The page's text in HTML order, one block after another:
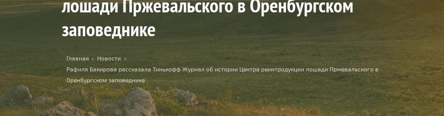
заповеднике
You are here
Главная » Новости »
Рафиля Бакирова рассказала Тинькофф Журнал об истории Центра реинтродукции лошади Пржевальского в
Оренбургском заповеднике